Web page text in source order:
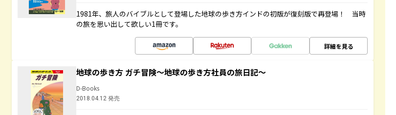
1981年、旅人のバイブルとして登場した地球の歩き方インドの初版が復刻版で再登場！ 当時
の旅を思い出して欲しい1冊です。
詳細を見る
地球の歩き方 ガチ冒険～地球の歩き方社員の旅日記～
D-Books
2018.04.12 発売